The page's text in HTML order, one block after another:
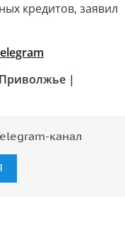
кредитов, заявил
|
канал